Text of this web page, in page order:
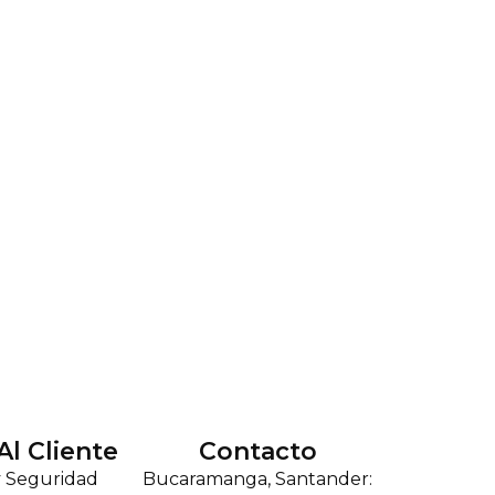
Cliente
Seguridad
Contacto
Bucaramanga, Santander: